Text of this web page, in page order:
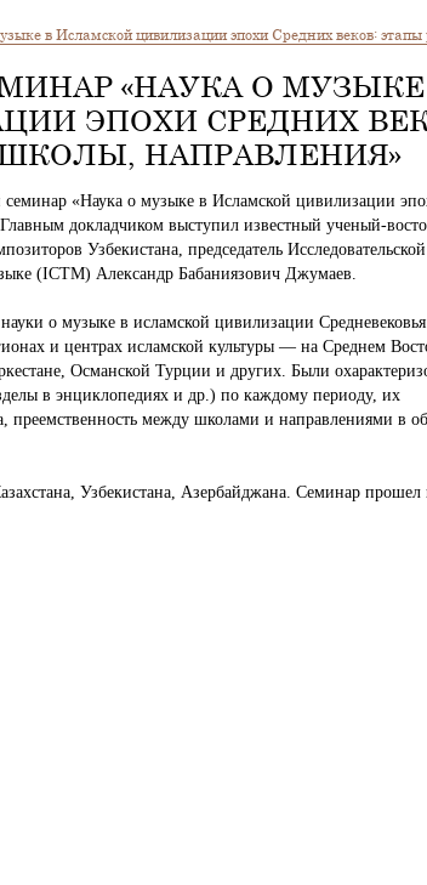
в Исламской цивилизации эпохи Средних веков:
«НАУКА О МУЗЫКЕ
ЭПОХИ СРЕДНИХ
НАПРАВЛЕНИЯ»
«Наука о музыке в Исламской цивилизации
докладчиком выступил известный ученый-
Узбекистана, председатель
(ICTM) Александр Бабаниязович Джумаев.
о музыке в исламской цивилизации
и центрах исламской культуры — на Среднем
Османской Турции и других. Были
в энциклопедиях и др.) по каждому периоду, их
преемственность между школами и направлениями в
Узбекистана, Азербайджана. Семинар